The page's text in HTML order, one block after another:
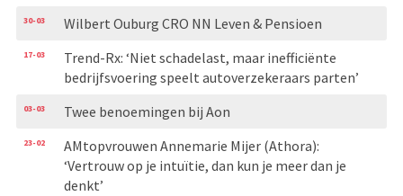
30-03 Wilbert Ouburg CRO NN Leven & Pensioen
17-03
Trend-Rx: ‘Niet schadelast, maar inefficiënte
bedrijfsvoering speelt autoverzekeraars parten’
03-03 Twee benoemingen bij Aon
23-02
AMtopvrouwen Annemarie Mijer (Athora):
‘Vertrouw op je intuïtie, dan kun je meer dan je
denkt’